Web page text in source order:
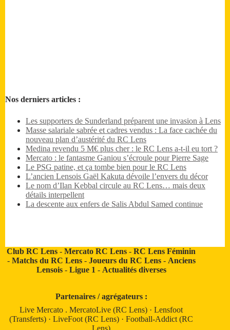
Nos derniers articles :
Les supporters de Sunderland préparent une invasion à Lens
Masse salariale sabrée et cadres vendus : La face cachée du
nouveau plan d’austérité du RC Lens
Medina revendu 5 M€ plus cher : le RC Lens a-t-il eu tort ?
Mercato : le fantasme Ganiou s’écroule pour Pierre Sage
Le PSG patine, et ça tombe bien pour le RC Lens
L’ancien Lensois Gaël Kakuta dévoile l’envers du décor
Le nom d’Ilan Kebbal circule au RC Lens… mais deux
détails interpellent
La descente aux enfers de Salis Abdul Samed continue
Club RC Lens -Mercato RC Lens -RC Lens Féminin
- Matchs du RC Lens- Joueurs du RC Lens- Anciens
Lensois- Ligue 1 - Actualités diverses
Partenaires / agrégateurs :
Live Mercato .MercatoLive (RC Lens) ·Lensfoot
(Transferts) ·LiveFoot (RC Lens) ·Football-Addict (RC
Lens)